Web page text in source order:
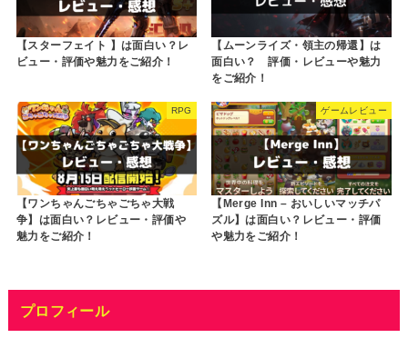
【スターフェイト 】は面白い？レ
ビュー・評価や魅力をご紹介！
【ムーンライズ・領主の帰還】は
面白い？ 評価・レビューや魅力
をご紹介！
RPG
【ワンちゃんごちゃごちゃ大戦
争】は面白い？レビュー・評価や
魅力をご紹介！
ゲームレビュー
【Merge Inn – おいしいマッチパ
ズル】は面白い？レビュー・評価
や魅力をご紹介！
プロフィール